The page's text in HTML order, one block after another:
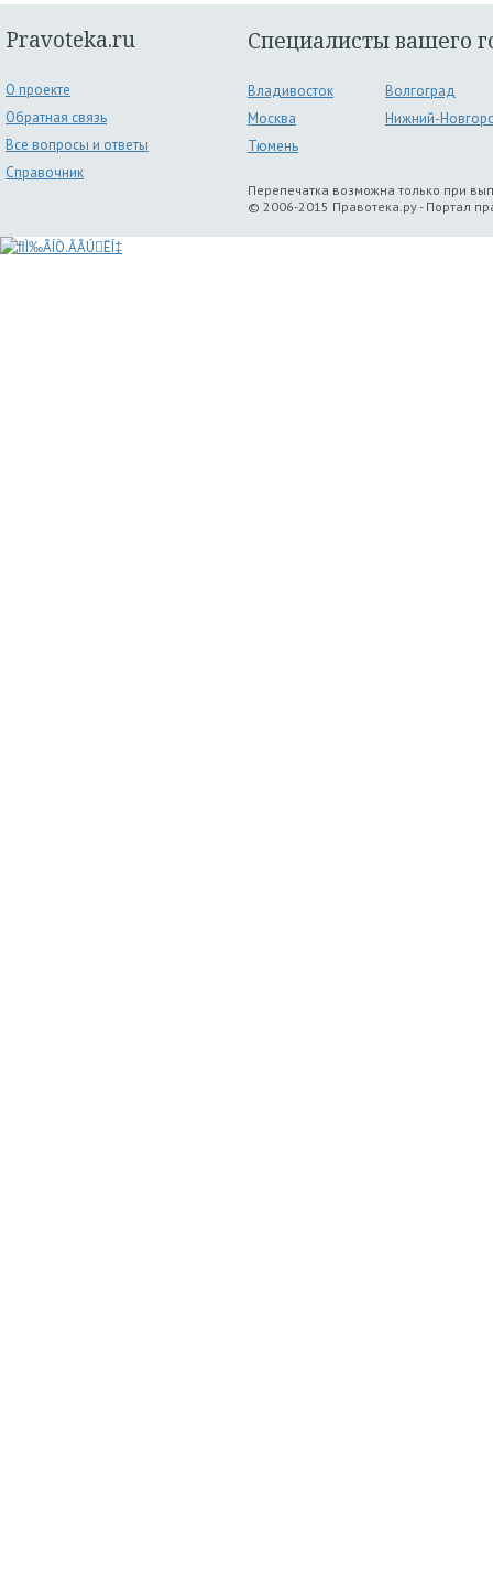
Pravoteka.ru
О проекте
Обратная связь
Все вопросы и ответы
Справочник
Специалисты вашего
Владивосток
Волгоград
Москва
Нижний-
Тюмень
Перепечатка возможна только при
© 2006-2015 Правотека.ру - Портал